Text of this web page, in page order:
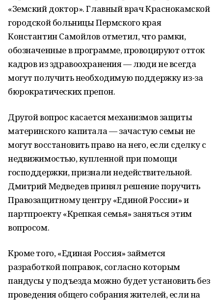
«Земский доктор». Главный врач Краснокамской
городской больницы Пермского края
Константин Самойлов отметил, что рамки,
обозначенные в программе, провоцируют отток
кадров из здравоохранения — люди не всегда
могут получить необходимую поддержку из-за
бюрократических препон.
Другой вопрос касается механизмов защиты
материнского капитала — зачастую семьи не
могут восстановить право на него, если сделку с
недвижимостью, купленной при помощи
господдержки, признали недействительной.
Дмитрий Медведев принял решение поручить
Правозащитному центру «Единой России» и
партпроекту «Крепкая семья» заняться этим
вопросом.
Кроме того, «Единая Россия» займется
разработкой поправок, согласно которым
пандусы у подъезда можно будет установить без
проведения общего собрания жителей, если на